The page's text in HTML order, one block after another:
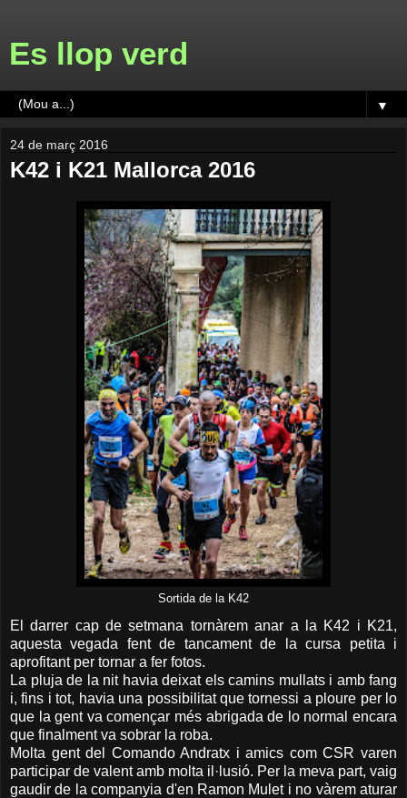
Es llop verd
▼
24 de març 2016
K42 i K21 Mallorca 2016
Sortida de la K42
El darrer cap de setmana tornàrem anar a la K42 i K21,
aquesta vegada fent de tancament de la cursa petita i
aprofitant per tornar a fer fotos.
La pluja de la nit havia deixat els camins mullats i amb fang
i, fins i tot, havia una possibilitat que tornessi a ploure per lo
que la gent va començar més abrigada de lo normal encara
que finalment va sobrar la roba.
Molta gent del Comando Andratx i amics com CSR varen
participar de valent amb molta il·lusió. Per la meva part, vaig
gaudir de la companyia d'en Ramon Mulet i no vàrem aturar